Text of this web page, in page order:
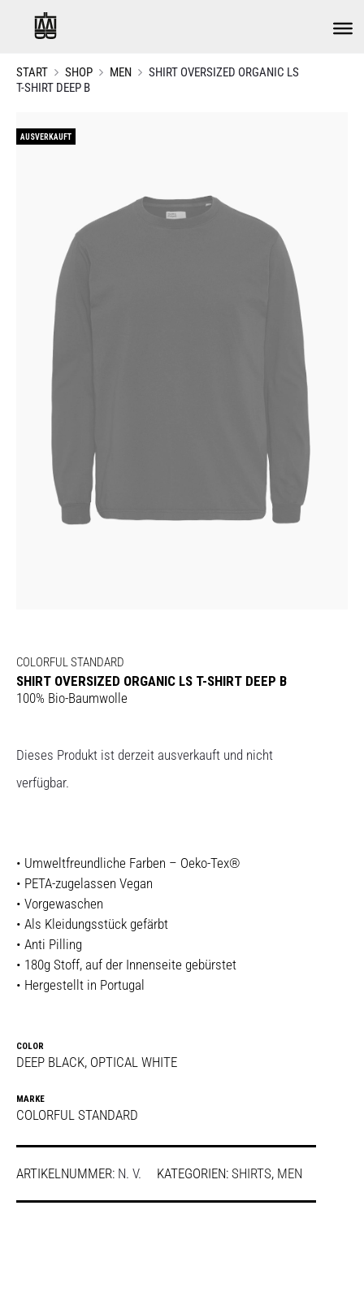
START SHOP MEN
SHIRT OVERSIZED ORGANIC LS
T-SHIRT DEEP B
AUSVERKAUFT
COLORFUL STANDARD
SHIRT OVERSIZED ORGANIC LS T-SHIRT DEEP B
100% Bio-Baumwolle
Dieses Produkt ist derzeit ausverkauft und nicht
verfügbar.
• Umweltfreundliche Farben – Oeko-Tex®
• PETA-zugelassen Vegan
• Vorgewaschen
• Als Kleidungsstück gefärbt
• Anti Pilling
• 180g Stoff, auf der Innenseite gebürstet
• Hergestellt in Portugal
COLOR
DEEP BLACK, OPTICAL WHITE
MARKE
COLORFUL STANDARD
ARTIKELNUMMER: N. V. KATEGORIEN: SHIRTS, MEN